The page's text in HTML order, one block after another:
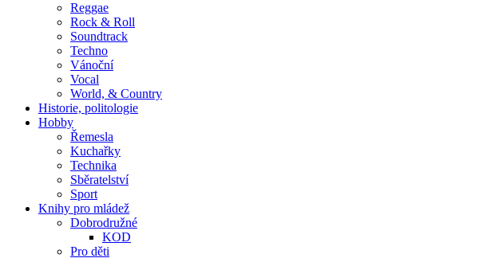
Reggae
Rock & Roll
Soundtrack
Techno
Vánoční
Vocal
World, & Country
Historie, politologie
Hobby
Řemesla
Kuchařky
Technika
Sběratelství
Sport
Knihy pro mládež
Dobrodružné
KOD
Pro děti